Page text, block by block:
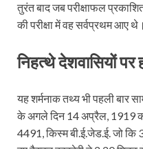
तुरंत बाद जब परीक्षाफल
की परीक्षा में वह सर्वप्रथम आए थे।
निहत्‍थेदेशवासियोंपर
यह शर्मनाक तथ्य भी पहली बार
के अगले दिन 14 अप्रैल, 1919
4491, किस्म बी.ई.जेड.ई. जो कि